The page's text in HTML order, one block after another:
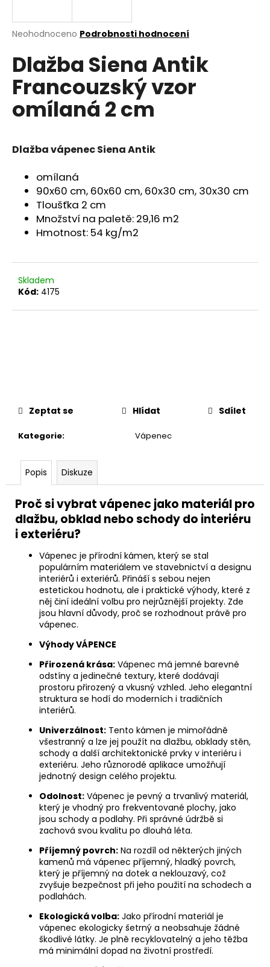
Průměrné
produktu
je
0,0
5
hvězdiček.
Neohodnoceno Podrobnosti hodnocení
Dlažba Siena Antik
Francouzský vzor
omílaná 2 cm
Dlažba vápenec Siena Antik
omílaná
90x60 cm, 60x60 cm, 60x30 cm, 30x30 cm
Tloušťka 2 cm
Množství na paletě: 29,16 m2
Hmotnost: 54 kg/m2
Skladem
Kód: 4175
Kategorie: Vápenec
Zeptat se Hlídat Sdílet
Popis Diskuze
Proč si vybrat vápenec jako materiál pro
dlažbu, obklad nebo schody do interiéru
i exteriéru?
Vápenec je přírodní kámen, který se stal
populárním materiálem ve stavebnictví a designu
interiérů i exteriérů. Přináší s sebou nejen
estetickou hodnotu, ale i praktické výhody, které z
něj činí ideální volbu pro nejrůznější projekty. Zde
jsou hlavní důvody, proč se rozhodnout právě pro
vápenec.
Výhody VÁPENCE
Přirozená krása: Vápenec má jemné barevné
odstíny a jedinečné textury, které dodávají
prostoru přirozený a vkusný vzhled. Jeho elegantní
struktura se hodí do moderních i tradičních
interiérů.
Univerzálnost: Tento kámen je mimořádně
všestranný a lze jej použít na dlažbu, obklady stěn,
schody a další architektonické prvky v interiéru i
exteriéru. Jeho různorodé aplikace umožňují
jednotný design celého projektu.
Odolnost: Vápenec je pevný a trvanlivý materiál,
který je vhodný pro frekventované plochy, jako
jsou schody a podlahy. Při správné údržbě si
zachová svou kvalitu po dlouhá léta.
Příjemný povrch: Na rozdíl od některých jiných
kamenů má vápenec příjemný, hladký povrch,
který je příjemný na dotek a neklouzavý, což
zvyšuje bezpečnost při jeho použití na schodech a
podlahách.
Ekologická volba: Jako přírodní materiál je
vápenec ekologicky šetrný a neobsahuje žádné
škodlivé látky. Je plně recyklovatelný a jeho těžba
má minimální dopad na životní prostředí.
j
t
?
u
u
e